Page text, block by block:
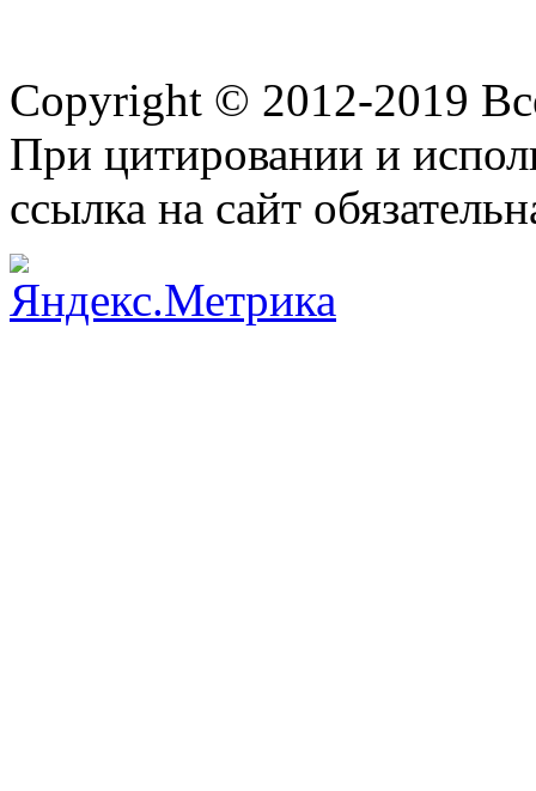
Copyright © 2012-2019
При цитировании и
ссылка на сайт